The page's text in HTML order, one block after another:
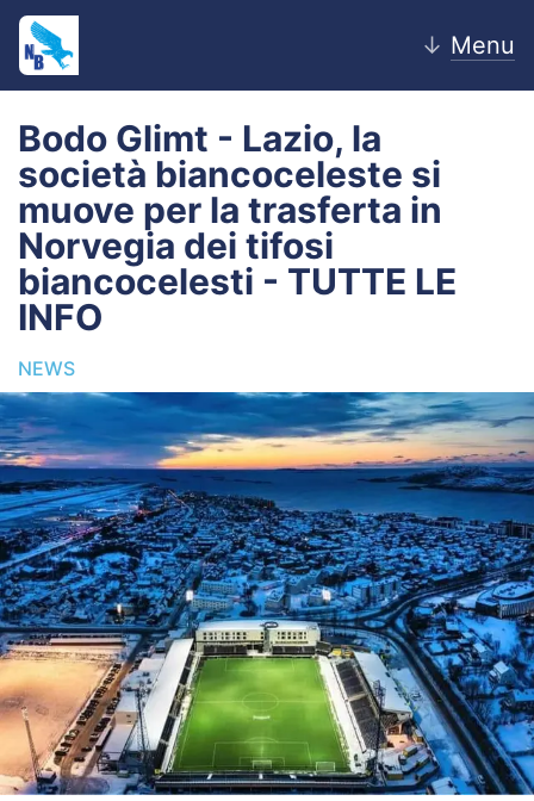
↓ Menu
Home
News
Editoriale
Pagelle
Settore Giovanile
Lazio Women
Calciomercato
Video
Bodo Glimt - Lazio, la
società biancoceleste si
muove per la trasferta in
Norvegia dei tifosi
biancocelesti - TUTTE LE
INFO
NEWS